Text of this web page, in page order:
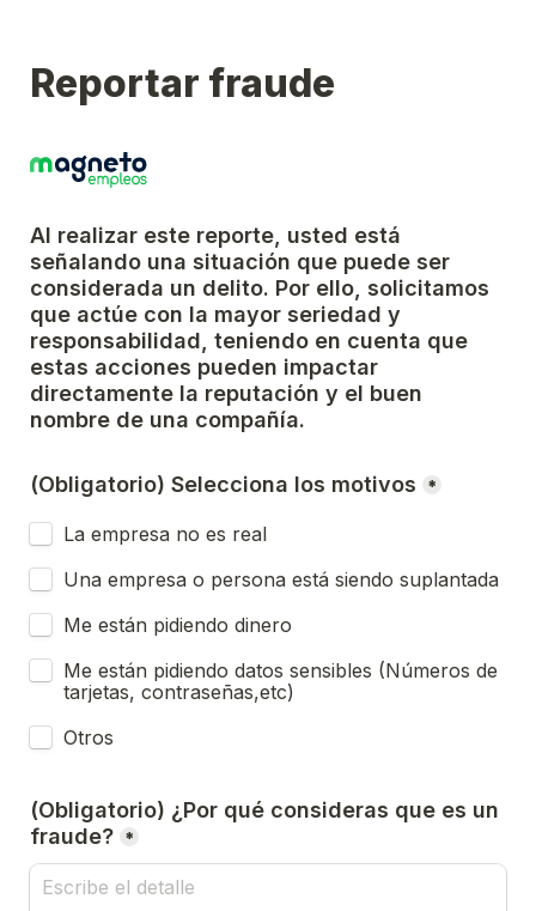
Reportar fraude
Al realizar este reporte, usted está
señalando una situación que puede ser
considerada un delito. Por ello, solicitamos
que actúe con la mayor seriedad y
responsabilidad, teniendo en cuenta que
estas acciones pueden impactar
directamente la reputación y el buen
nombre de una compañía.
(Obligatorio) Selecciona los motivos *
La empresa no es real
Una empresa o persona está siendo suplantada
Me están pidiendo dinero
Me están pidiendo datos sensibles (Números de
tarjetas, contraseñas,etc)
Otros
(Obligatorio) ¿Por qué consideras que es un
fraude? *